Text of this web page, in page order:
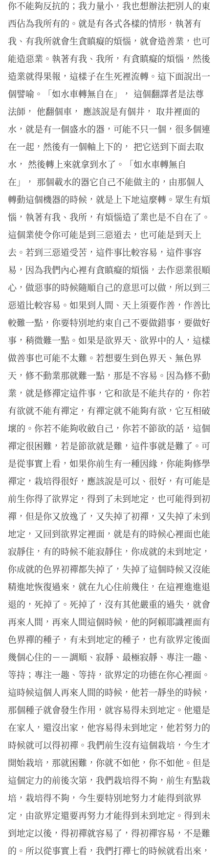
你不能夠反抗的；我力量小，我也想辦法把別人的東
西佔為我所有的。就是有各式各樣的情形，執著有
我、有我所就會生貪瞋癡的煩惱，就會造善業，也可
能造惡業。執著有我、我所，有貪瞋癡的煩惱，然後
造業就得果報，這樣子在生死裡流轉。這下面說出一
個譬喻。「如水車轉無自在」， 這個翻譯者是法尊
法師， 他翻個車， 應該說是有個井， 取井裡面的
水，就是有一個盛水的器，可能不只一個，很多個連
在一起，然後有一個軸上下的， 把它送到下面去取
水， 然後轉上來就拿到水了。「如水車轉無自
在」， 那個載水的器它自己不能做主的，由那個人
轉動這個機器的時候，就是上下地這麼轉。眾生有煩
惱，執著有我、我所，有煩惱造了業也是不自在了。
這個業使令你可能是到三惡道去，也可能是到天上
去。若到三惡道受苦，這件事比較容易，這件事容
易，因為我們內心裡有貪瞋癡的煩惱，去作惡業很順
心，做惡事的時候隨順自己的意思可以做，所以到三
惡道比較容易。如果到人間、天上須要作善，作善比
較難一點，你要特別地約束自己不要做錯事，要做好
事，稍微難一點。如果是欲界天、欲界中的人，這樣
做善事也可能不太難。若想要生到色界天、無色界
天，修不動業那就難一點，那是不容易。因為修不動
業，就是修禪定這件事，它和欲是不能共存的，你若
有欲就不能有禪定，有禪定就不能夠有欲，它互相破
壞的。你若不能夠收斂自己，你若不節欲的話，這個
禪定很困難，若是節欲就是難，這件事就是難了。可
是從事實上看，如果你前生有一種因緣，你能夠修學
禪定，栽培得很好，應該說是可以、很好，有可能是
前生你得了欲界定，得到了未到地定，也可能得到初
禪，但是你又放逸了，又失掉了初禪，又失掉了未到
地定，又回到欲界定裡面，就是有的時候心裡面也能
寂靜住，有的時候不能寂靜住，你成就的未到地定，
你成就的色界初禪都失掉了，失掉了這個時候又沒能
精進地恢復過來，就在九心住前幾住，在這裡進進退
退的，死掉了。死掉了，沒有其他嚴重的過失，就會
再來人間，再來人間這個時候，他的阿賴耶識裡面有
色界禪的種子，有未到地定的種子，也有欲界定後面
幾個心住的－－調順、寂靜、最極寂靜、專注一趣、
等持；專注一趣、等持，欲界定的功德在你心裡面。
這時候這個人再來人間的時候，他若一靜坐的時候，
那個種子就會發生作用，就容易得未到地定。他還是
在家人，還沒出家，他容易得未到地定，他若努力的
時候就可以得初禪。我們前生沒有這個栽培，今生才
開始栽培，那就困難，你就不如他，你不如他。但是
這個定力的前後次第，我們栽培得不夠，前生有點栽
培，栽培得不夠，今生要特別地努力才能得到欲界
定，由欲界定還要再努力才能得到未到地定。得到未
到地定以後，得初禪就容易了，得初禪容易，不是難
的。所以從事實上看，我們打禪七的時候就看出來，